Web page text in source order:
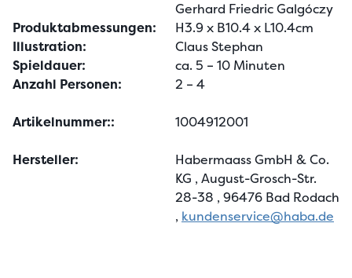
Gerhard Friedric Galgóczy
Produktabmessungen:
H3.9 x B10.4 x L10.4cm
Illustration:
Claus Stephan
Spieldauer:
ca. 5 – 10 Minuten
Anzahl Personen:
2 – 4
Artikelnummer:: 1004912001
Hersteller:
Habermaass GmbH & Co.
KG , August-Grosch-Str.
28-38 , 96476 Bad Rodach
, kundenservice@haba.de